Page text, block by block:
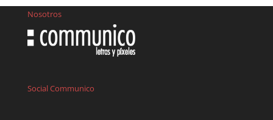
Nosotros
Social Communico